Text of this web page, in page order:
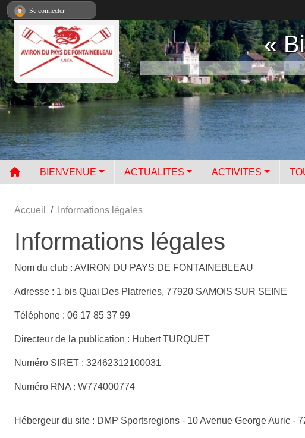
«
BIENVENUE ACTUALITES ACTIVITES
Accueil Informations légales
Informations légales
Nom du club : AVIRON DU PAYS DE FONTAINEBLEAU
Adresse : 1 bis Quai Des Platreries, 77920 SAMOIS SUR SEINE
Téléphone : 06 17 85 37 99
Directeur de la publication : Hubert TURQUET
Numéro SIRET : 32462312100031
Numéro RNA : W774000774
Hébergeur du site : DMP Sportsregions - 10 Avenue George Auric -
Se connecter
Panneau de gestion des cookies